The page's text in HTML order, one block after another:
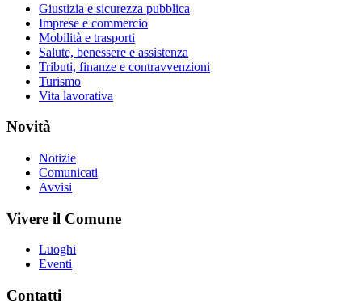
Giustizia e sicurezza pubblica
Imprese e commercio
Mobilità e trasporti
Salute, benessere e assistenza
Tributi, finanze e contravvenzioni
Turismo
Vita lavorativa
Novità
Notizie
Comunicati
Avvisi
Vivere il Comune
Luoghi
Eventi
Contatti